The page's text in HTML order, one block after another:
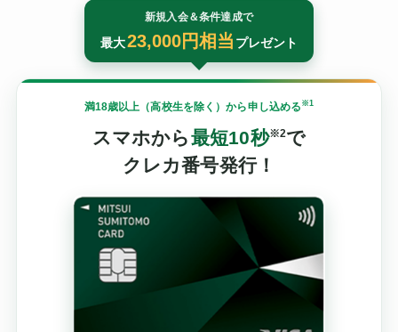
新規入会＆条件達成で
最大23,000円相当 プレゼント
満18歳以上（高校生を除く）から申し込める ※1
スマホから最短10秒※2で
クレカ番号発行！